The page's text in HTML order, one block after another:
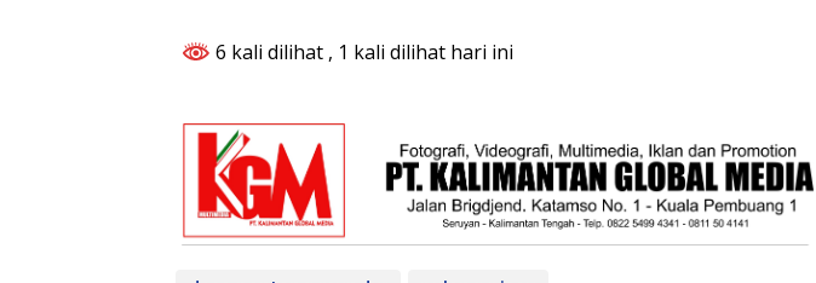
6 kali dilihat , 1 kali dilihat hari ini